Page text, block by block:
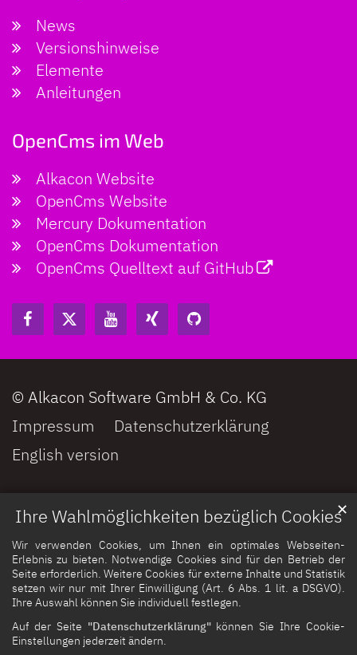
Ihre Wahlmöglichkeiten bezüglich Cookies
Wir verwenden Cookies, um Ihnen ein optimales Webseiten-
Erlebnis zu bieten. Notwendige Cookies sind für den Betrieb der
Seite erforderlich. Weitere Cookies für externe Inhalte und Statistik
setzen wir nur mit Ihrer Einwilligung (Art. 6 Abs. 1 lit. a DSGVO).
Ihre Auswahl können Sie individuell festlegen.
Auf der Seite "Datenschutzerklärung"können Sie Ihre Cookie-
Einstellungen jederzeit ändern.
✕
News
Versionshinweise
Elemente
Anleitungen
OpenCms im Web
Alkacon Website
OpenCms Website
Mercury Dokumentation
OpenCms Dokumentation
OpenCms Quelltext auf GitHub
© Alkacon Software GmbH & Co. KG
Impressum
Datenschutzerklärung
English version